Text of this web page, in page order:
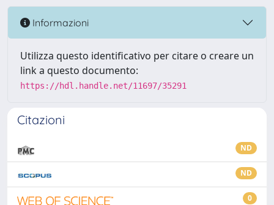
Informazioni
Utilizza questo identificativo per citare o creare un
link a questo documento:
https://hdl.handle.net/11697/35291
Citazioni
ND
ND
0